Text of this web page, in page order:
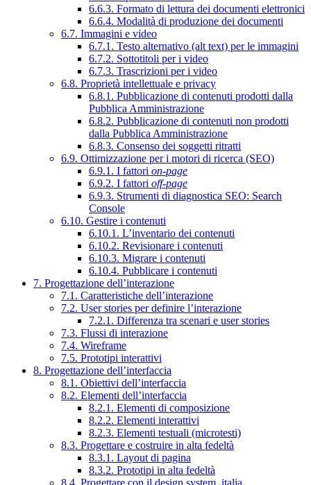
6.6.3. Formato di lettura dei documenti elettronici
6.6.4. Modalità di produzione dei documenti
6.7. Immagini e video
6.7.1. Testo alternativo (alt text) per le immagini
6.7.2. Sottotitoli per i video
6.7.3. Trascrizioni per i video
6.8. Proprietà intellettuale e privacy
6.8.1. Pubblicazione di contenuti prodotti dalla
Pubblica Amministrazione
6.8.2. Pubblicazione di contenuti non prodotti
dalla Pubblica Amministrazione
6.8.3. Consenso dei soggetti ritratti
6.9. Ottimizzazione per i motori di ricerca (SEO)
6.9.1. I fattori on-page
6.9.2. I fattori off-page
6.9.3. Strumenti di diagnostica SEO: Search
Console
6.10. Gestire i contenuti
6.10.1. L’inventario dei contenuti
6.10.2. Revisionare i contenuti
6.10.3. Migrare i contenuti
6.10.4. Pubblicare i contenuti
7. Progettazione dell’interazione
7.1. Caratteristiche dell’interazione
7.2. User stories per definire l’interazione
7.2.1. Differenza tra scenari e user stories
7.3. Flussi di interazione
7.4. Wireframe
7.5. Prototipi interattivi
8. Progettazione dell’interfaccia
8.1. Obiettivi dell’interfaccia
8.2. Elementi dell’interfaccia
8.2.1. Elementi di composizione
8.2.2. Elementi interattivi
8.2.3. Elementi testuali (microtesti)
8.3. Progettare e costruire in alta fedeltà
8.3.1. Layout di pagina
8.3.2. Prototipi in alta fedeltà
8.4. Progettare con il design system .italia